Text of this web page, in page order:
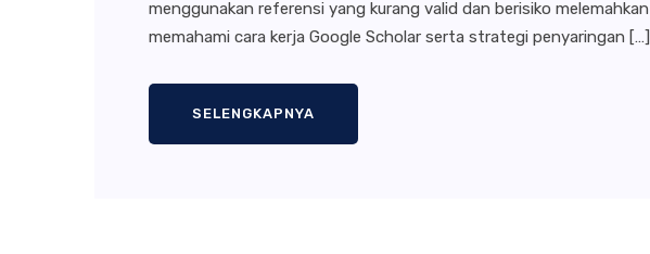
menggunakan referensi yang kurang valid dan berisiko
memahami cara kerja Google Scholar serta strategi penyaringan […]
SELENGKAPNYA